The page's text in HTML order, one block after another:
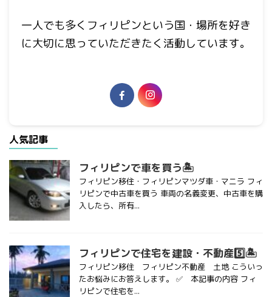
一人でも多くフィリピンという国・場所を好き
に大切に思っていただきたく活動しています。
人気記事
フィリピンで車を買う🏝
フィリピン移住・フィリピンマツダ車・マニラ フィ
リピンで中古車を買う 車両の名義変更、中古車を購
入したら、所有...
フィリピンで住宅を建設・不動産5️⃣🏝
フィリピン移住 フィリピン不動産 土地 こういっ
たお悩みにお答えします。 ✅ 本記事の内容 フィ
リピンで住宅を...